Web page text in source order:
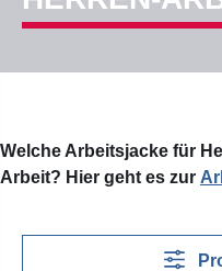
Welche Arbeitsjacke für
Arbeit? Hier geht es zur